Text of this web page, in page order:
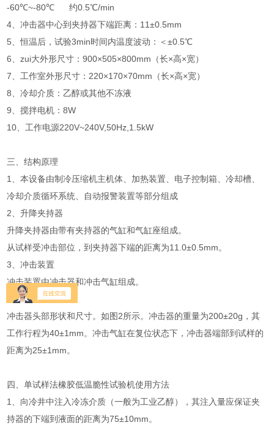
-60℃~-80℃ 约0.5℃/min
4、冲击器中心到夹持器下端距离：11±0.5mm
5、恒温后，试验3min时间内温度波动：＜±0.5℃
6、zui大外形尺寸：900×505×800mm（长×高×宽）
7、工作室外形尺寸：220×170×70mm（长×高×宽）
8、冷却介质：乙醇或其他不冻液
9、搅拌电机：8W
10、工作电源220V~240V,50Hz,1.5kW
三、结构原理
1、本设备由制冷压缩机主机体、加热装置、电子控制箱、冷却槽、
冷却介质循环系统、自动报警装置等部分组成
2、升降夹持器
升降夹持器由带有夹持器的气缸和气缸座组成。
从试样受冲击部位，到夹持器下端的距离为11.0±0.5mm。
3、冲击装置
冲击装置由冲击器和冲击气缸组成。
4、冲击器
冲击器头部形状和尺寸。如图2所示。冲击器的重量为200±20g，其
工作行程为40±1mm。冲击气缸在复位状态下，冲击器端部到试样的
距离为25±1mm。
四、单试样法橡胶低温脆性试验机使用方法
1、向冷井中注入冷冻介质（一般为工业乙醇），其注入量应保证夹
持器的下端到液面的距离为75±10mm。